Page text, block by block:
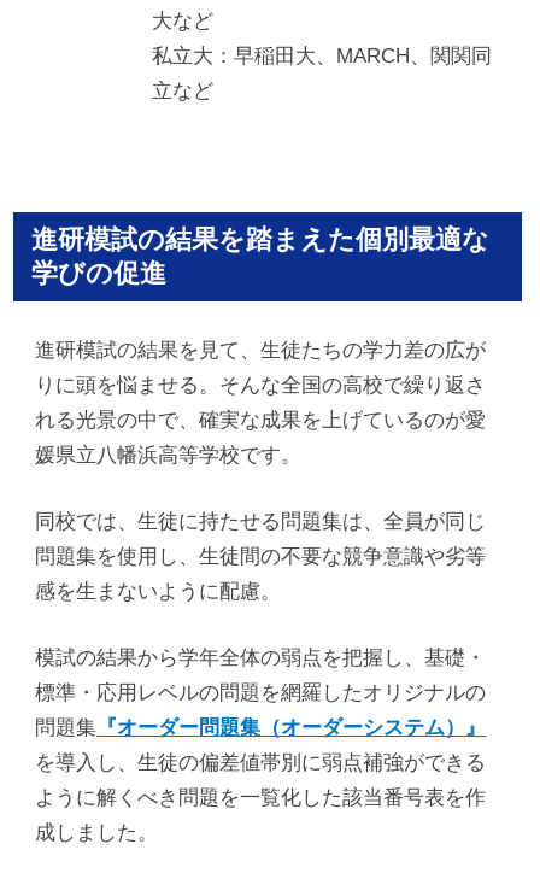
大など
私立大：早稲田大、MARCH、関関同
立など
進研模試の結果を踏まえた個別最適な
学びの促進
進研模試の結果を見て、生徒たちの学力差の広が
りに頭を悩ませる。そんな全国の高校で繰り返さ
れる光景の中で、確実な成果を上げているのが愛
媛県立八幡浜高等学校です。
同校では、生徒に持たせる問題集は、全員が同じ
問題集を使用し、生徒間の不要な競争意識や劣等
感を生まないように配慮。
模試の結果から学年全体の弱点を把握し、基礎・
標準・応用レベルの問題を網羅したオリジナルの
問題集 『オーダー問題集（オーダーシステム）』
を導入し、生徒の偏差値帯別に弱点補強ができる
ように解くべき問題を一覧化した該当番号表を作
成しました。